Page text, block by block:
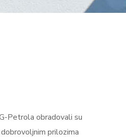
Petrola obradovali su
prilozima